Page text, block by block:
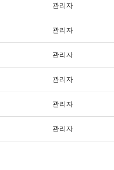
관리자
관리자
관리자
관리자
관리자
관리자